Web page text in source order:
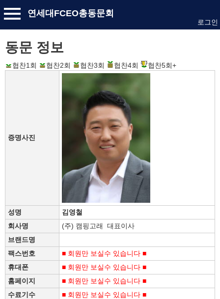
연세대FCEO총동문회
로그인
동문 정보
협찬1회 협찬2회 협찬3회 협찬4회 협찬5회+
증명사진
성명
김영철
회사명
(주) 캠핑고래 대표이사
브랜드명
팩스번호
■ 회원만 보실수 있습니다 ■
휴대폰
■ 회원만 보실수 있습니다 ■
홈페이지
■ 회원만 보실수 있습니다 ■
수료기수
■ 회원만 보실수 있습니다 ■